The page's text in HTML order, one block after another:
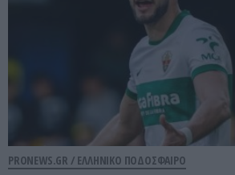
PRONEWS.GR / ΕΛΛΗΝΙΚΟ ΠΟΔΟΣΦΑΙΡΟ